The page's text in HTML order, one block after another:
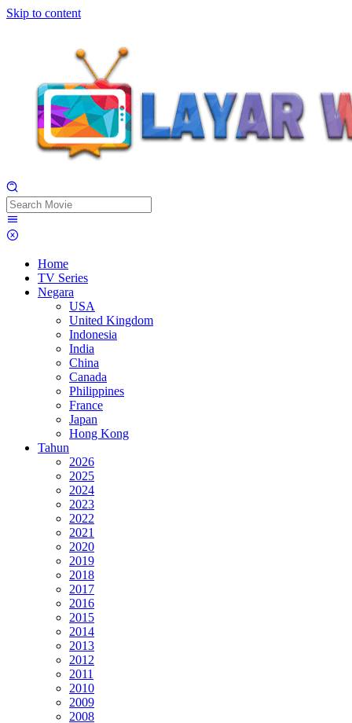
Skip to content
Home
TV Series
Negara
USA
United Kingdom
Indonesia
India
China
Canada
Philippines
France
Japan
Hong Kong
Tahun
2026
2025
2024
2023
2022
2021
2020
2019
2018
2017
2016
2015
2014
2013
2012
2011
2010
2009
2008